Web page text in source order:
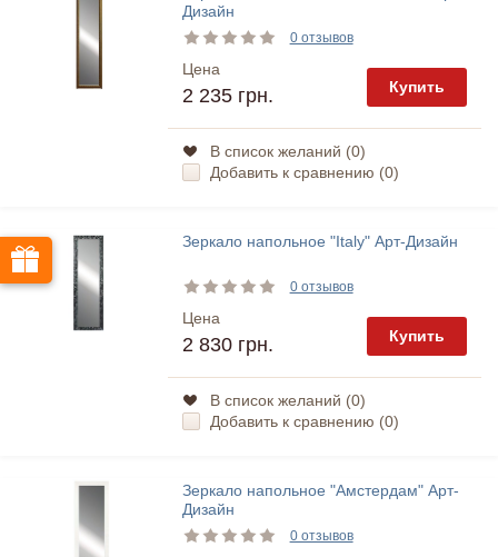
Дизайн
0 отзывов
Цена
2 235 грн. Купить
В список желаний (0)
Добавить к сравнению (0)
Зеркало напольное "Italy" Арт-Дизайн
0 отзывов
Цена
2 830 грн. Купить
В список желаний (0)
Добавить к сравнению (0)
Зеркало напольное "Амстердам" Арт-
Дизайн
0 отзывов